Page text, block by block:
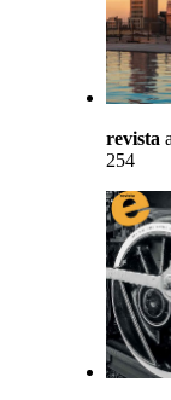
revista
254